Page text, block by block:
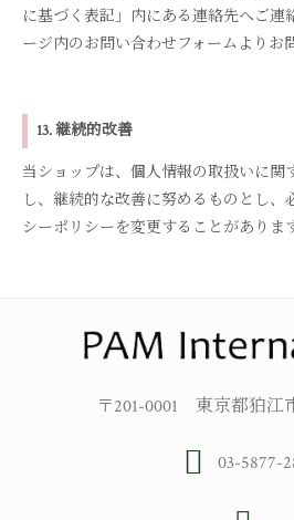
に基づく表記」内にある連絡先へご連
ージ内のお問い合わせフォームよりお
13. 継続的改善
当ショップは、個人情報の取扱いに関
し、継続的な改善に努めるものとし、
シーポリシーを変更することがあります
〒201-0001 東京都狛江
03-5877-